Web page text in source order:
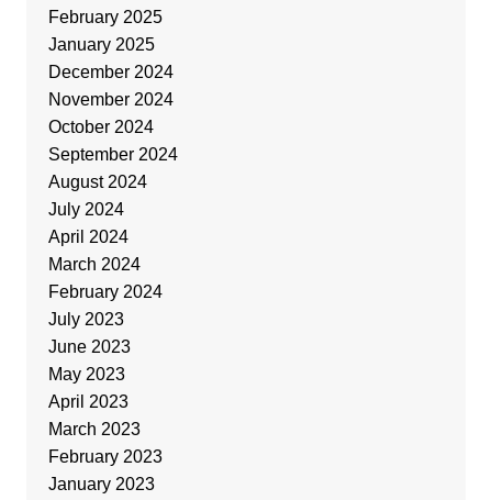
February 2025
January 2025
December 2024
November 2024
October 2024
September 2024
August 2024
July 2024
April 2024
March 2024
February 2024
July 2023
June 2023
May 2023
April 2023
March 2023
February 2023
January 2023